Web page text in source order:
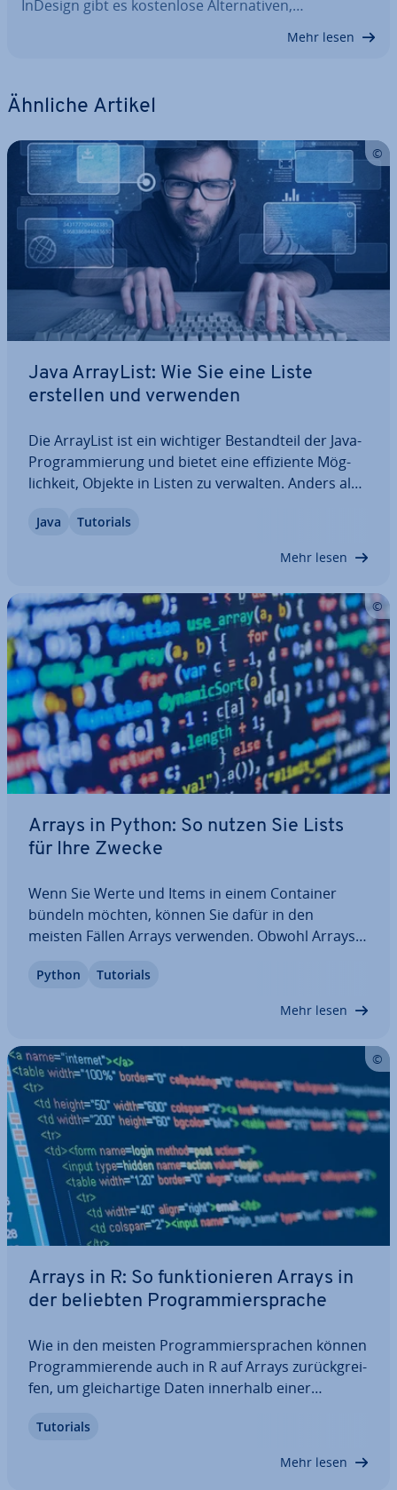
InDesign gibt es kos­ten­lo­se Al­ter­na­ti­ven,…
Mehr lesen
Ähnliche Artikel
Java ArrayList: Wie Sie eine Liste
erstellen und verwenden
Die ArrayList ist ein wichtiger Be­stand­teil der Java-
Pro­gram­mie­rung und bietet eine ef­fi­zi­en­te Mög­
lich­keit, Objekte in Listen zu verwalten. Anders als
dynamisch anpassen und verfügt über Funk­tio­nen,
Java Tutorials
Mehr lesen
Arrays in Python: So nutzen Sie Lists
für Ihre Zwecke
Wenn Sie Werte und Items in einem Container
bündeln möchten, können Sie dafür in den
meisten Fällen Arrays verwenden. Obwohl Arrays
eine gute Al­ter­na­ti­ve: Über Listen haben Sie die
Python Tutorials
Mehr lesen
Arrays in R: So funk­tio­nie­ren Arrays in
der beliebten Pro­gram­mier­spra­che
Wie in den meisten Pro­gram­mier­spra­chen können
Pro­gram­mie­ren­de auch in R auf Arrays zu­rück­grei­
fen, um gleich­ar­ti­ge Daten innerhalb einer
spie­len, wie Sie Arrays in R erstellen und inwiefern
Tutorials
Mehr lesen